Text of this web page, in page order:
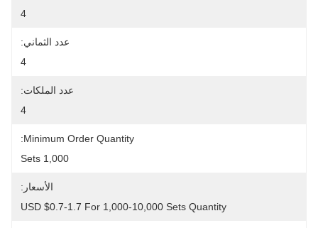
4
عدد الثماني:
4
عدد الملكات:
4
Minimum Order Quantity:
1,000 Sets
الأسعار:
USD $0.7-1.7 For 1,000-10,000 Sets Quantity